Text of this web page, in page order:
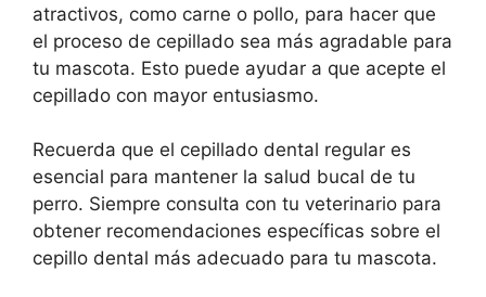
atractivos, como carne o pollo, para hacer que
el proceso de cepillado sea más agradable para
tu mascota. Esto puede ayudar a que acepte el
cepillado con mayor entusiasmo.
Recuerda que el cepillado dental regular es
esencial para mantener la salud bucal de tu
perro. Siempre consulta con tu veterinario para
obtener recomendaciones específicas sobre el
cepillo dental más adecuado para tu mascota.